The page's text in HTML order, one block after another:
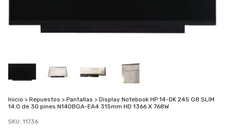
Inicio > Repuestos > Pantallas > Display Notebook HP 14-DK 245 G8 SLIM
14.0 de 30 pines N140BGA-EA4 315mm HD 1366 X 768W
SKU: 11736